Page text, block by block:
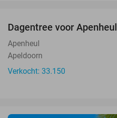
Dagentree voor Apenheul
Apenheul
Apeldoorn
Verkocht: 33.150